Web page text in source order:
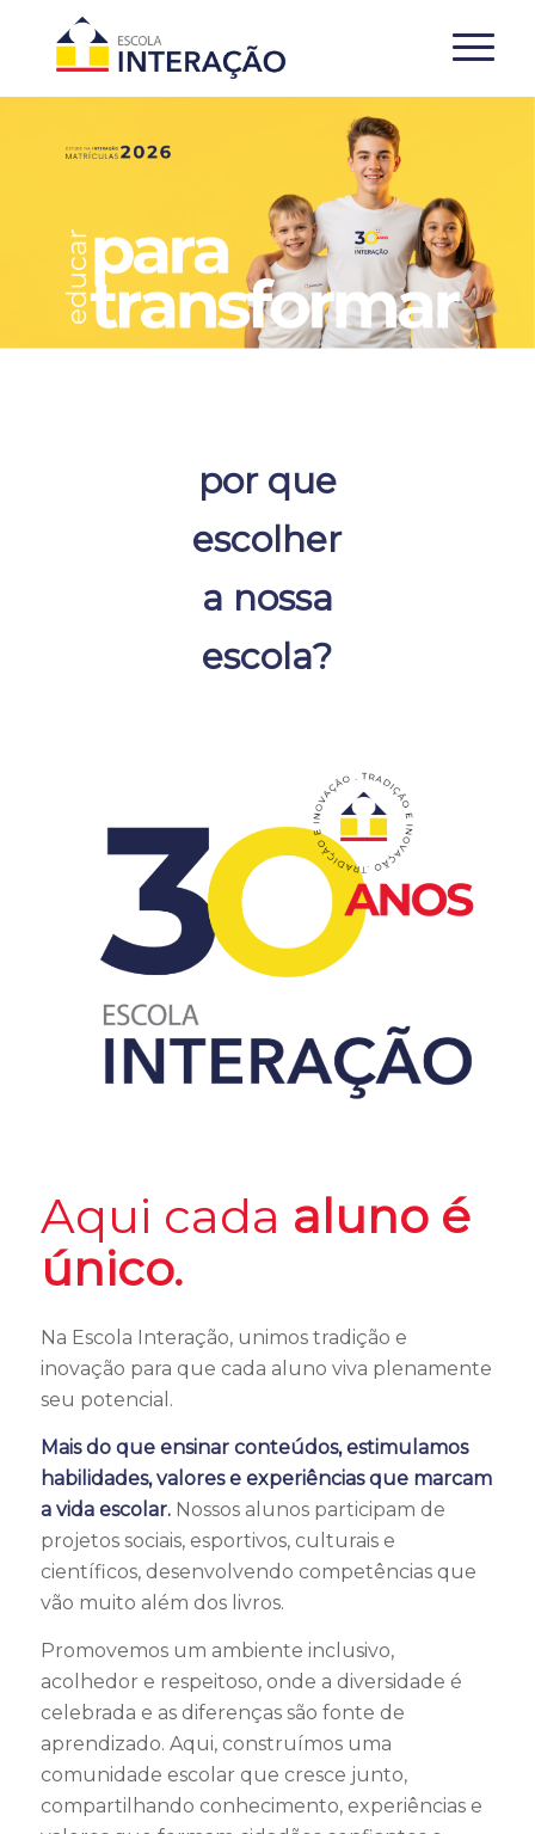
por que
escolher
a nossa
escola?
Aqui cada aluno é
único.
Na Escola Interação, unimos tradição e
inovação para que cada aluno viva plenamente
seu potencial.
Mais do que ensinar conteúdos, estimulamos
habilidades, valores e experiências que marcam
a vida escolar. Nossos alunos participam de
projetos sociais, esportivos, culturais e
científicos, desenvolvendo competências que
vão muito além dos livros.
Promovemos um ambiente inclusivo,
acolhedor e respeitoso, onde a diversidade é
celebrada e as diferenças são fonte de
aprendizado. Aqui, construímos uma
comunidade escolar que cresce junto,
compartilhando conhecimento, experiências e